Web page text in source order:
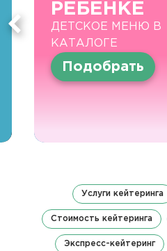
РЕБЕНКЕ
ДЕТСКОЕ МЕНЮ В
КАТАЛОГЕ
Подобрать
Услуги кейтеринга
Стоимость кейтеринга
Экспресс-кейтеринг